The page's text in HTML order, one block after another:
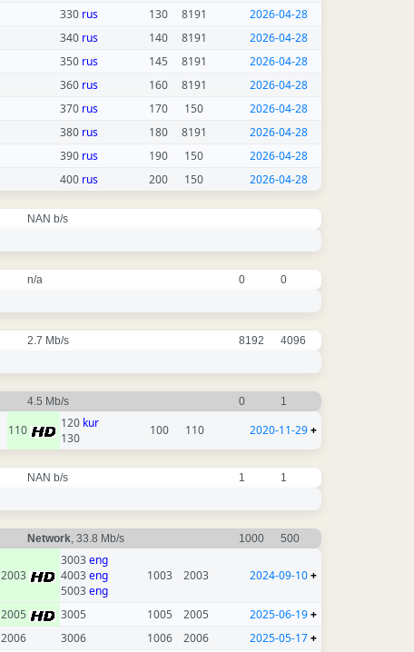
330 rus 130 8191
2026-04-28
340 rus 140 8191
2026-04-28
350 rus 145 8191
2026-04-28
360 rus 160 8191
2026-04-28
370 rus 170 150
2026-04-28
380 rus 180 8191
2026-04-28
390 rus 190 150
2026-04-28
400 rus 200 150 2026-04-28
NAN b/s
n/a 0 0
2.7 Mb/s 8192 4096
4.5 Mb/s 0 1
110 120 kur
130
100 110 2020-11-29+
NAN b/s 1 1
Network, 33.8 Mb/s 1000 500
2003
3003eng
4003eng
5003eng
1003 2003 2024-09-10+
2005 3005 1005 2005 2025-06-19+
2006 3006 1006 2006 2025-05-17+